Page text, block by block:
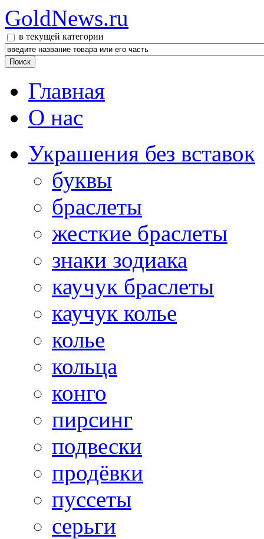
GoldNews.ru
в текущей категории
Главная
О нас
Украшения без вставок
буквы
браслеты
жесткие браслеты
знаки зодиака
каучук браслеты
каучук колье
колье
кольца
конго
пирсинг
подвески
продёвки
пуссеты
серьги